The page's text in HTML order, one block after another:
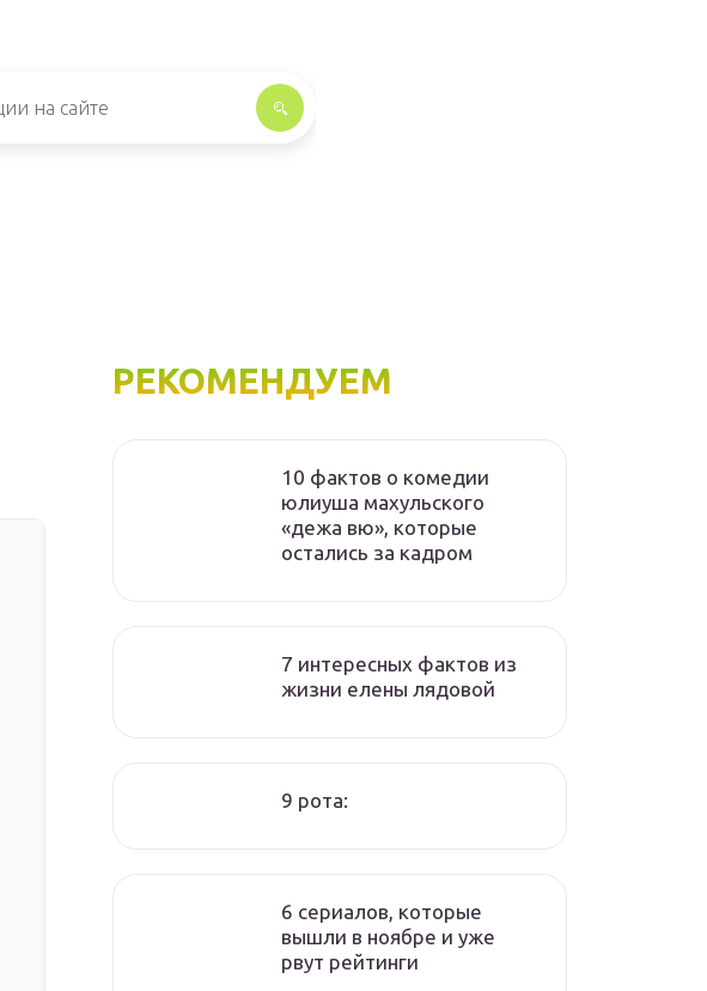
РЕКОМЕНДУЕМ
10 фактов о комедии
юлиуша махульского
«дежа вю», которые
остались за кадром
7 интересных фактов из
жизни елены лядовой
9 рота:
6 сериалов, которые
вышли в ноябре и уже
рвут рейтинги